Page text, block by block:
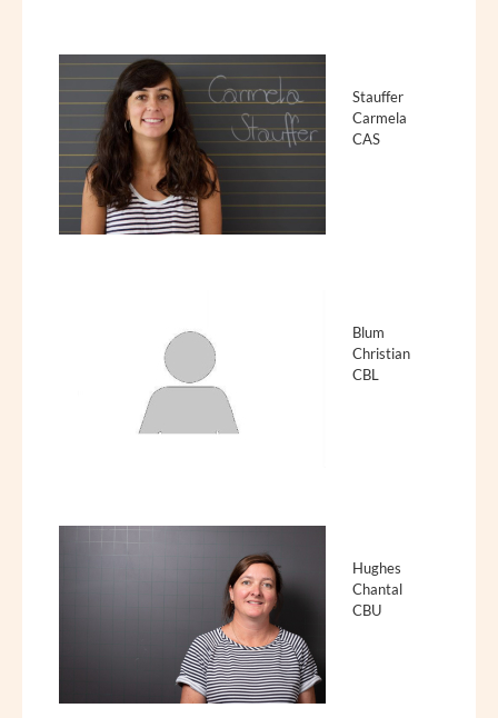
Stauffer
Carmela
CAS
Blum
Christian
CBL
Hughes
Chantal
CBU